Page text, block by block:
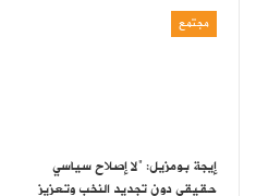
مجتمع
إيجة بومزيل: “لا إصلاح سياسي
حقيقي دون تجديد النخب وتعزيز